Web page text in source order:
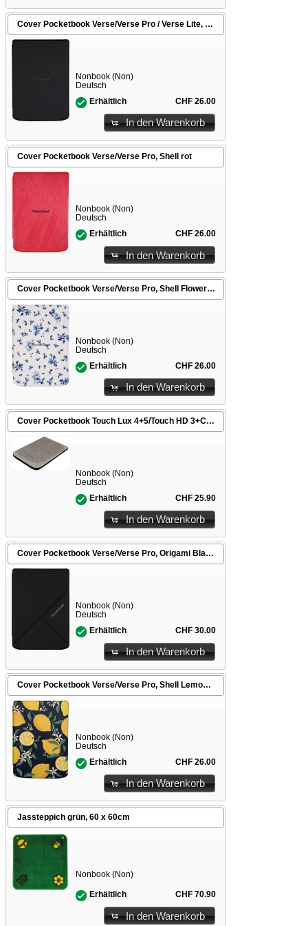
Cover Pocketbook Verse/Verse Pro / Verse Lite, Shell schwarz
Nonbook (Non)
Deutsch
Erhältlich
CHF 26.00
In den Warenkorb
Cover Pocketbook Verse/Verse Pro, Shell rot
Nonbook (Non)
Deutsch
Erhältlich
CHF 26.00
In den Warenkorb
Cover Pocketbook Verse/Verse Pro, Shell Flowers
Nonbook (Non)
Deutsch
Erhältlich
CHF 26.00
In den Warenkorb
Cover Pocketbook Touch Lux 4+5/Touch HD 3+Color Shell grau
Nonbook (Non)
Deutsch
Erhältlich
CHF 25.90
In den Warenkorb
Cover Pocketbook Verse/Verse Pro, Origami Black
Nonbook (Non)
Deutsch
Erhältlich
CHF 30.00
In den Warenkorb
Cover Pocketbook Verse/Verse Pro, Shell Lemon Print
Nonbook (Non)
Deutsch
Erhältlich
CHF 26.00
In den Warenkorb
Jassteppich grün, 60 x 60cm
Nonbook (Non)
Erhältlich CHF 70.90
In den Warenkorb